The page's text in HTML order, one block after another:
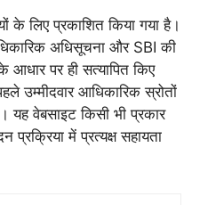
के लिए प्रकाशित किया गया है।
अधिसूचना और SBI की
आधार पर ही सत्यापित किए
उम्मीदवार आधिकारिक स्रोतों
यह वेबसाइट किसी भी प्रकार
में प्रत्यक्ष सहायता